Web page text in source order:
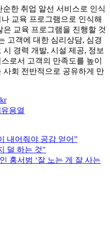
한 취업 알선 서비스로 인식
교육 프로그램으로 인식해
교육 프로그램을 진행할 것
고객에 대한 심리상담, 심경
경력 개발, 시설 제공, 정보
로서 고객의 만족도를 높이
사회 전반적으로 공유하게 만
용열
내어줘야 공감 얻어”
덜 하는 것"
홍서범 ‘잘 노는 게 잘 사는